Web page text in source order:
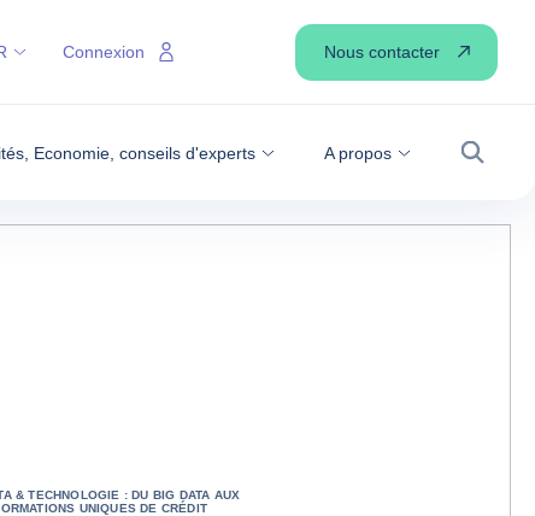
Economie, conseils d'experts A propos
Connexion Nous contacter
& TECHNOLOGIE : DU BIG DATA AUX
UNIQUES DE CRÉDIT